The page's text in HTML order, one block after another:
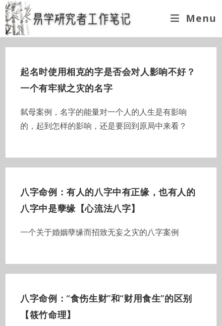
Skip
to
content
Menu
起名时使用相克的字是否会对人影响不好？
一个有牢狱之灾的名字
弑母案例，名字的能量对一个人的人生是有影响
的，起到怎样的影响，还是要回到原局中来看？
八字命例：有人的八字中有正缘，也有人的
八字中是孽缘【心流法八字】
一个关于婚姻孽缘而招致无妄之灾的八字案例
八字命例：“食伤生财”和“财用食生”的区别
【筱竹命理】